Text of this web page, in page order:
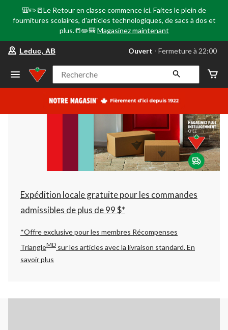
🎒✏️📒Le Retour en classe commence ici. Faites le plein de
fournitures scolaires, d'articles technologiques, de sacs à dos et
plus.📒✏️🎒 Magasinez maintenant
votre
préféré
Leduc,
AB,
courament
Fermeture
à
22:00
cliquer
pour
changer
Leduc, AB Ouvert ⋅ Fermeture à 22:00
Recherche
Expédition locale gratuite pour les commandes
admissibles de plus de 99 $*
*Offre exclusive pour les membres Récompenses
TriangleMD sur les articles avec la livraison standard.En
savoir plus